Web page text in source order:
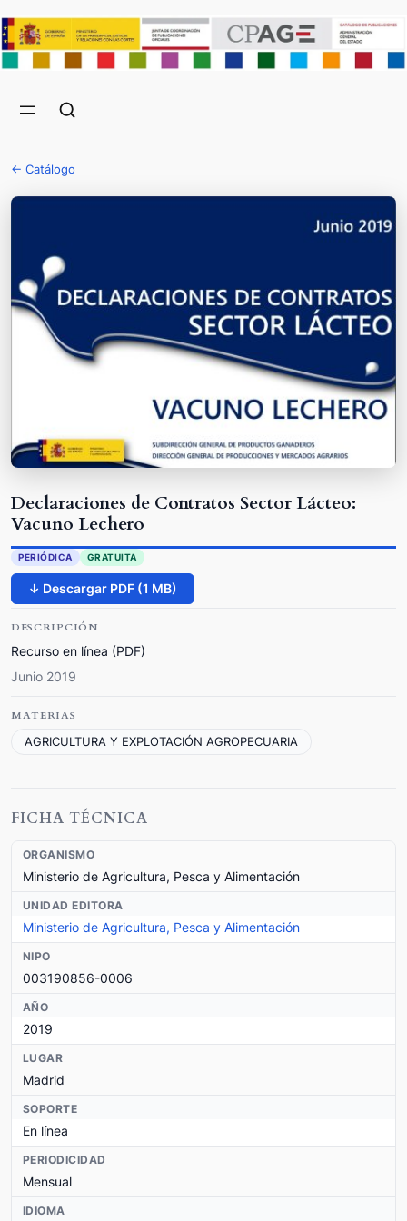
← Catálogo
Declaraciones de Contratos Sector Lácteo:
Vacuno Lechero
PERIÓDICA GRATUITA
↓ Descargar PDF (1 MB)
DESCRIPCIÓN
Recurso en línea (PDF)
Junio 2019
MATERIAS
AGRICULTURA Y EXPLOTACIÓN AGROPECUARIA
FICHA TÉCNICA
ORGANISMO
Ministerio de Agricultura, Pesca y Alimentación
UNIDAD EDITORA
Ministerio de Agricultura, Pesca y Alimentación
NIPO
003190856-0006
AÑO
2019
LUGAR
Madrid
SOPORTE
En línea
PERIODICIDAD
Mensual
IDIOMA